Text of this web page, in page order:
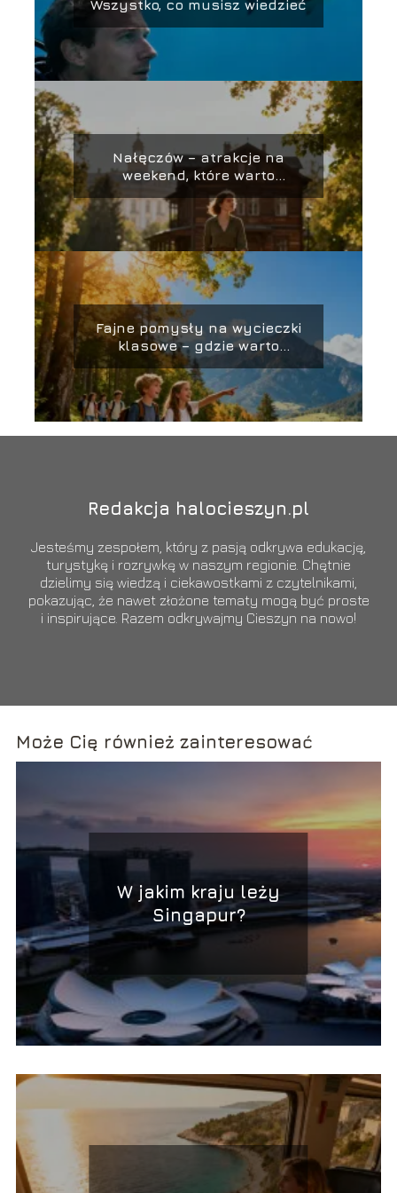
Wszystko, co musisz wiedzieć
Nałęczów – atrakcje na
weekend, które warto
zobaczyć
Fajne pomysły na wycieczki
klasowe – gdzie warto
pojechać?
Redakcja halocieszyn.pl
Jesteśmy zespołem, który z pasją odkrywa edukację,
turystykę i rozrywkę w naszym regionie. Chętnie
dzielimy się wiedzą i ciekawostkami z czytelnikami,
pokazując, że nawet złożone tematy mogą być proste
i inspirujące. Razem odkrywajmy Cieszyn na nowo!
Może Cię również zainteresować
W jakim kraju leży
Singapur?